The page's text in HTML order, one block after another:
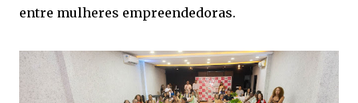
entre mulheres empreendedoras.